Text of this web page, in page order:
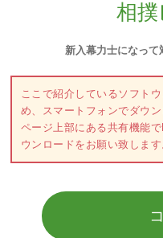
相
新入幕力士になっ
ここで紹介しているソフト
め、スマートフォンでダウ
ページ上部にある共有機能
ウンロードをお願い致します